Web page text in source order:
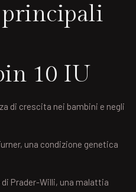
10 IU
di crescita nei bambini e negli
una condizione genetica
Prader-Willi, una malattia